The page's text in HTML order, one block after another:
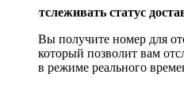
Как отслеживать статус
Вы получите номер для
который позволит вам
в режиме реального